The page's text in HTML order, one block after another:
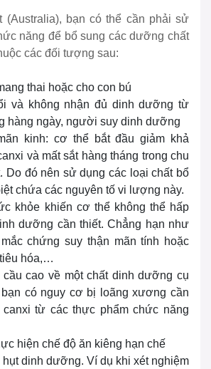
(Australia), bạn có thể cần phải sử
năng để bổ sung các dưỡng chất
các đối tượng sau:
thai hoặc cho con bú
và không nhận đủ dinh dưỡng từ
hàng ngày, người suy dinh dưỡng
kinh: cơ thể bắt đầu giảm khả
và mất sắt hàng tháng trong chu
Do đó nên sử dụng các loại chất bổ
chứa các nguyên tố vi lượng này.
khỏe khiến cơ thể không thể hấp
dưỡng cần thiết. Chẳng hạn như
chứng suy thận mãn tính hoặc
hóa,…
cao về một chất dinh dưỡng cụ
có nguy cơ bị loãng xương cần
canxi từ các thực phẩm chức năng
hiện chế độ ăn kiêng hạn chế
dinh dưỡng. Ví dụ khi xét nghiệm